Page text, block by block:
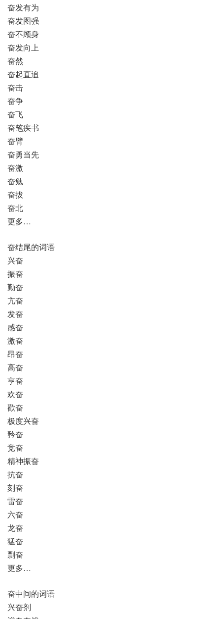
奋发有为
奋发图强
奋不顾身
奋发向上
奋然
奋起直追
奋击
奋争
奋飞
奋笔疾书
奋臂
奋勇当先
奋激
奋勉
奋拔
奋北
更多…
奋结尾的词语
兴奋
振奋
勤奋
亢奋
发奋
感奋
激奋
昂奋
高奋
亨奋
欢奋
歡奋
极度兴奋
矜奋
竞奋
精神振奋
抗奋
刻奋
雷奋
六奋
龙奋
猛奋
剽奋
更多…
奋中间的词语
兴奋剂